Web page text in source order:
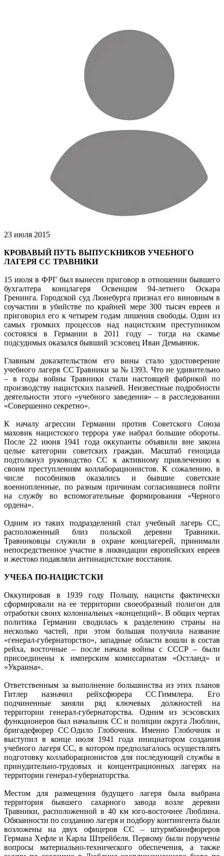
23 июля 2015
КРОВАВЫЙ ПУТЬ ВЫПУСКНИКОВ УЧЕБНОГО
ЛАГЕРЯ СС ТРАВНИКИ
15 июля в ФРГ был вынесен приговор в отношении бывшего
бухгалтера концлагеря Освенцим 94-летнего Оскара
Гренинга. Городской суд Люнебурга признал его виновным в
соучастии в убийстве по крайней мере 300 тысяч евреев и
приговорил его к четырем годам лишения свободы. Один из
самых громких процессов над нацистским преступником
состоялся в Германии в 2011 году – тогда на скамье
подсудимых оказался бывший эсэсовец Иван Демьянюк.
Главным доказательством его вины стало удостоверение
учебного лагеря СС Травники за № 1393. Что не удивительно
– в годы войны Травники стали настоящей фабрикой по
производству нацистских палачей. Неизвестные подробности
деятельности этого «учебного заведения» – в расследовании
«Совершенно секретно».
К началу агрессии Германии против Советского Союза
маховик нацистского террора уже набрал большие обороты.
После 22 июня 1941 года оккупанты объявили вне закона
целые категории советских граждан. Масштаб геноцида
подтолкнул руководство СС к активному привлечению к
своим преступлениям коллаборационистов. К сожалению, в
числе пособников оказались и бывшие советские
военнопленные, по разным причинам согласившиеся пойти
на службу во вспомогательные формирования «Черного
ордена».
Одним из таких подразделений стал учебный лагерь СС,
расположенный близ польской деревни Травники.
Травниковцы служили в охране концлагерей, принимали
непосредственное участие в ликвидации европейских евреев
и жестоко подавляли антинацистские восстания.
УЧЕБА ПО-НАЦИСТСКИ
Оккупировав в 1939 году Польшу, нацисты фактически
сформировали на ее территории своеобразный полигон для
отработки своих колониальных «концепций». В общих чертах
политика Германии сводилась к разделению страны на
несколько частей, при этом большая получила название
«генерал-губернаторство», западные области вошли в состав
рейха, восточные – после начала войны с СССР – были
присоединены к имперским комиссариатам «Остланд» и
«Украина».
Ответственным за выполнение большинства из этих планов
Гитлер назначил рейхсфюрера СС Гиммлера. Его
подчиненные заняли ряд ключевых должностей на
территории генерал-губернаторства. Одним из эсэсовских
функционеров был начальник СС и полиции округа Люблин,
бригадефюрер СС Одило Глобочник. Именно Глобочник и
выступил в конце июля 1941 года инициатором создания
учебного лагеря СС, в котором предполагалось осуществлять
подготовку коллаборационистов для последующей службы в
принудительно-трудовых и концентрационных лагерях на
территории генерал-губернаторства.
Местом для размещения будущего лагеря была выбрана
территория бывшего сахарного завода возле деревни
Травники, расположенной в 40 км юго-восточнее Люблина.
Обязанности по созданию лагеря и подбору контингента были
возложены на двух офицеров СС – штурмбаннфюреров
Германа Хефле и Карла Штрейбеля. Первому были поручены
вопросы материально-технического обеспечения, а также